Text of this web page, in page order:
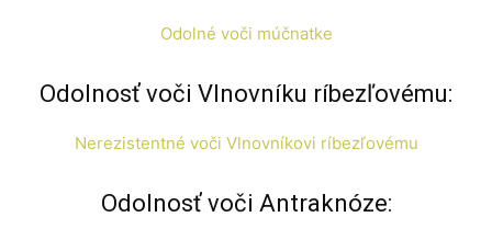
Odolné voči múčnatke
Odolnosť voči Vlnovníku ríbezľovému:
Nerezistentné voči Vlnovníkovi ríbezľovému
Odolnosť voči Antraknóze: